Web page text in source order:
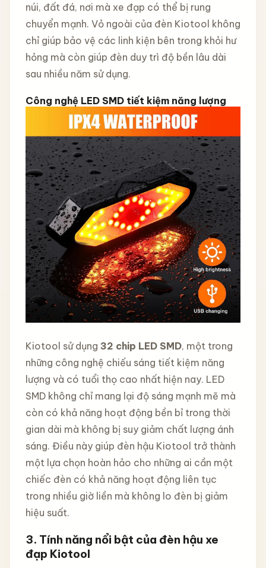
núi, đất đá, nơi mà xe đạp có thể bị rung
chuyển mạnh. Vỏ ngoài của đèn Kiotool không
chỉ giúp bảo vệ các linh kiện bên trong khỏi hư
hỏng mà còn giúp đèn duy trì độ bền lâu dài
sau nhiều năm sử dụng.
Công nghệ LED SMD tiết kiệm năng lượng
Kiotool sử dụng 32 chip LED SMD, một trong
những công nghệ chiếu sáng tiết kiệm năng
lượng và có tuổi thọ cao nhất hiện nay. LED
SMD không chỉ mang lại độ sáng mạnh mẽ mà
còn có khả năng hoạt động bền bỉ trong thời
gian dài mà không bị suy giảm chất lượng ánh
sáng. Điều này giúp đèn hậu Kiotool trở thành
một lựa chọn hoàn hảo cho những ai cần một
chiếc đèn có khả năng hoạt động liên tục
trong nhiều giờ liền mà không lo đèn bị giảm
hiệu suất.
3. Tính năng nổi bật của đèn hậu xe
đạp Kiotool